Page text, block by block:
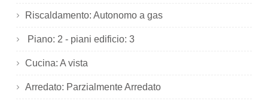
Riscaldamento: Autonomo a gas
Piano: 2 - piani edificio: 3
Cucina: A vista
Arredato: Parzialmente Arredato